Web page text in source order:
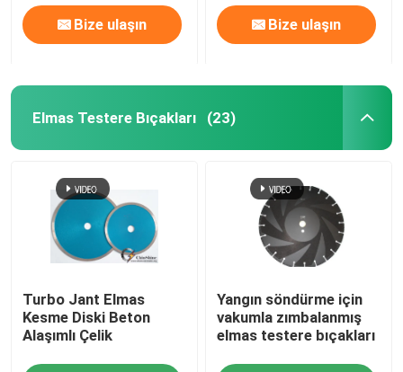
Bize ulaşın Bize ulaşın
Elmas Testere Bıçakları (23)
Turbo Jant Elmas
Kesme Diski Beton
Alaşımlı Çelik
Yangın söndürme için
vakumla zımbalanmış
elmas testere bıçakları